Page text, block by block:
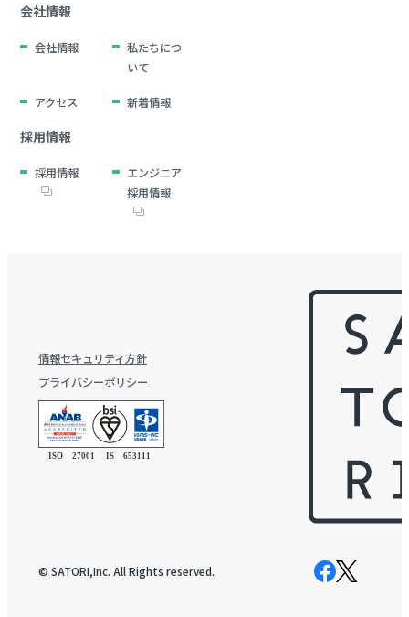
会社情報
会社情報
私たちにつ
いて
アクセス 新着情報
採用情報
採用情報
エンジニア
採用情報
情報セキュリティ方針
プライバシーポリシー
© SATORI,Inc. All Rights reserved.